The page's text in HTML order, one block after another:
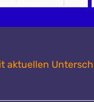
aktuellen